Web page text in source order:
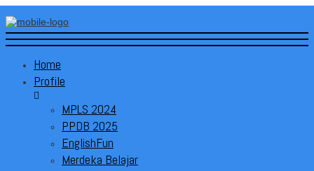
Home
Profile
MPLS 2024
PPDB 2025
EnglishFun
Merdeka Belajar